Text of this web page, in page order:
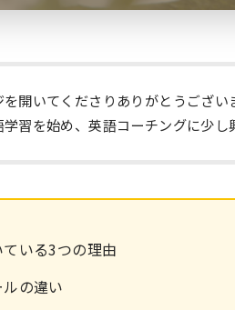
開いてくださりありがとうござい
習を始め、英語コーチングに少
いる3つの理由
の違い